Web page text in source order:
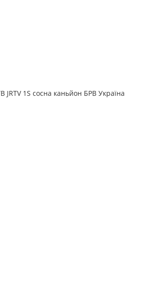
JRTV 1S сосна каньйон БРВ Україна